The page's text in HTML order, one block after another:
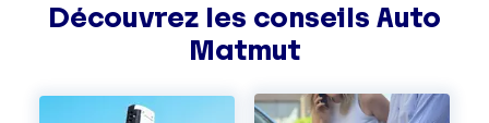
Découvrez les conseils Auto
Matmut